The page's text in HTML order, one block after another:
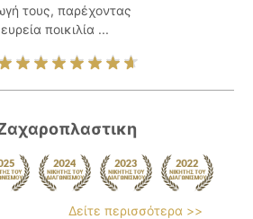
τους, παρέχοντας
ποικιλία ...
Δείτε περισσότερα >>